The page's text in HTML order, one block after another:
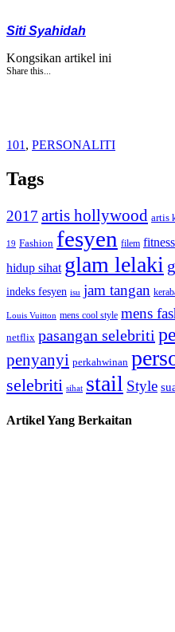
Siti Syahidah
Kongsikan artikel ini
Share this...
101 , PERSONALITI
Tags
2017 artis hollywood artis
19 Fashion fesyen filem fitness
hidup sihat glam lelaki
indeks fesyen isu jam tangan
Louis Vuitton mens cool style mens
netflix pasangan selebriti
penyanyi perkahwinan
selebriti sihat stail Style
Artikel Yang Berkaitan